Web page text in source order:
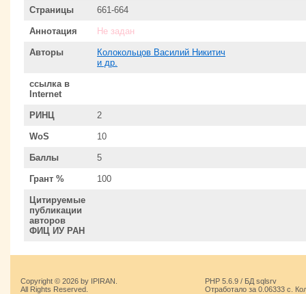
Страницы 661-664
Аннотация Не задан
Авторы
Колокольцов Василий Никитич
и др.
ссылка в
Internet
РИНЦ 2
WoS 10
Баллы 5
Грант % 100
Цитируемые
публикации
авторов
ФИЦ ИУ РАН
Copyright © 2026 by IPIRAN.
All Rights Reserved.
PHP 5.6.9 / БД sqlsrv
Отработало за 0.06333 с.